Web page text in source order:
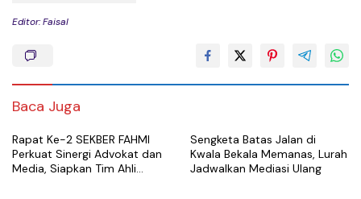
Editor: Faisal
Baca Juga
Rapat Ke-2 SEKBER FAHMI
Perkuat Sinergi Advokat dan
Media, Siapkan Tim Ahli
Sengketa Batas Jalan di
Kwala Bekala Memanas, Lurah
Jadwalkan Mediasi Ulang